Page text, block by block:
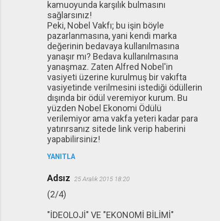
kamuoyunda karşılık bulmasını
sağlarsınız!
Peki, Nobel Vakfı; bu işin böyle
pazarlanmasına, yani kendi marka
değerinin bedavaya kullanılmasına
yanaşır mı? Bedava kullanılmasına
yanaşmaz. Zaten Alfred Nobel'in
vasiyeti üzerine kurulmuş bir vakıfta
vasiyetinde verilmesini istediği ödüllerin
dışında bir ödül veremiyor kurum. Bu
yüzden Nobel Ekonomi Ödülü
verilemiyor ama vakfa yeteri kadar para
yatırırsanız sitede link verip haberini
yapabilirsiniz!
YANITLA
Adsız 25 Aralık 2015 18:20
(2/4)
"İDEOLOJİ" VE "EKONOMİ BİLİMİ"